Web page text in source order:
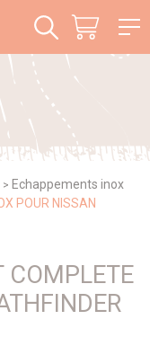
> Echappements inox
POUR NISSAN
COMPLETE